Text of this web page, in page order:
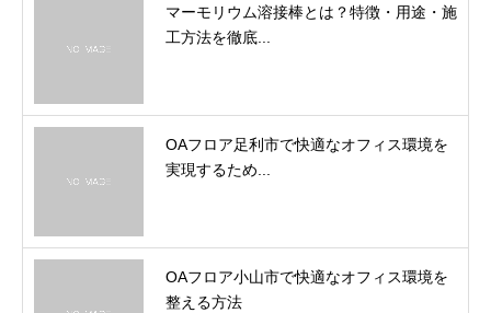
マーモリウム溶接棒とは？特徴・用途・施
工方法を徹底...
OAフロア足利市で快適なオフィス環境を
実現するため...
OAフロア小山市で快適なオフィス環境を
整える方法